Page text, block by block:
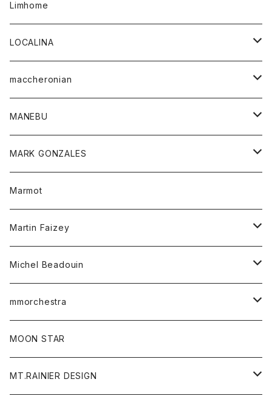
タンクトップ
Tシャツ
ベスト
ポロシャツ
ロングスリーブTシャツ
フリース
セーター
チュニック
ワンピース
Tシャツ
スカート
パンツ
レディース
アウター
カットソー
トップス
シャツ
カーディガン
Limhome
LOCALINA
ロングスリーブテーシャツ
maccheronian
靴
MANEBU
靴
MARK GONZALES
トップス
Tシャツ
Marmot
Martin Faizey
ベルト
Michel Beadouin
トップス
ジャケット
ニット
パンツ
mmorchestra
帽子
MOON STAR
MT.RAINIER DESIGN